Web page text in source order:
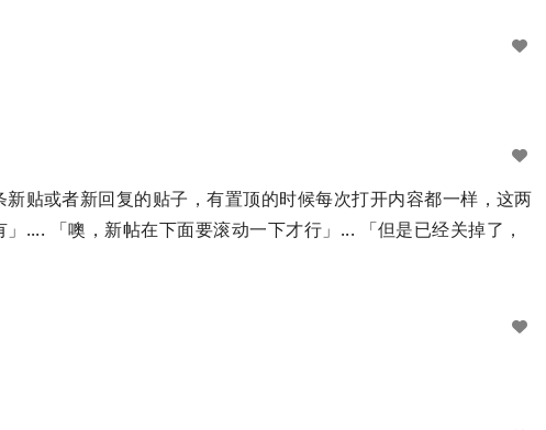
贴或者新回复的贴子，有置顶的时候每次打开内容都一样，这两
.... 「噢，新帖在下面要滚动一下才行」... 「但是已经关掉了，